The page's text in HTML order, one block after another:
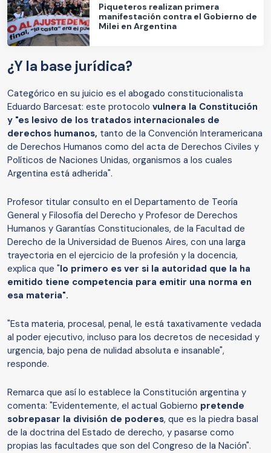
Piqueteros realizan primera
manifestación contra el Gobierno de
Milei en Argentina
¿Y la base jurídica?
Categórico en su juicio es el abogado constitucionalista
Eduardo Barcesat: este protocolo vulnera la Constitución
y "es lesivo de los tratados internacionales de
derechos humanos, tanto de la Convención Interamericana
de Derechos Humanos como del acta de Derechos Civiles y
Políticos de Naciones Unidas, organismos a los cuales
Argentina está adherida".
Profesor titular consulto en el Departamento de Teoría
General y Filosofía del Derecho y Profesor de Derechos
Humanos y Garantías Constitucionales, de la Facultad de
Derecho de la Universidad de Buenos Aires, con una larga
trayectoria en el ejercicio de la profesión y la docencia,
explica que "lo primero es ver si la autoridad que la ha
emitido tiene competencia para emitir una norma en
esa materia".
"Esta materia, procesal, penal, le está taxativamente vedada
al poder ejecutivo, incluso para los decretos de necesidad y
urgencia, bajo pena de nulidad absoluta e insanable",
responde.
Remarca que así lo establece la Constitución argentina y
comenta: "Evidentemente, el actual Gobierno pretende
sobrepasar la división de poderes, que es la piedra basal
de la doctrina del Estado de derecho, y pasarse como
propias las facultades que son del Congreso de la Nación".